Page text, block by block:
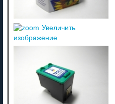
Увеличить
изображение